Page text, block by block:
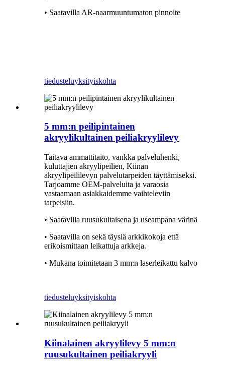
• Saatavilla AR-naarmuuntumaton pinnoite
tiedusteluyksityiskohta
5 mm:n peilipintainen
akryylikultainen peiliakryylilevy
Taitava ammattitaito, vankka palveluhenki,
kuluttajien akryylipeilien, Kiinan
akryylipeililevyn palvelutarpeiden täyttämiseksi.
Tarjoamme OEM-palveluita ja varaosia
vastaamaan asiakkaidemme vaihteleviin
tarpeisiin.
• Saatavilla ruusukultaisena ja useampana värinä
• Saatavilla on sekä täysiä arkkikokoja että
erikoismittaan leikattuja arkkeja.
• Mukana toimitetaan 3 mm:n laserleikattu kalvo
tiedusteluyksityiskohta
Kiinalainen akryylilevy 5 mm:n
ruusukultainen peiliakryyli